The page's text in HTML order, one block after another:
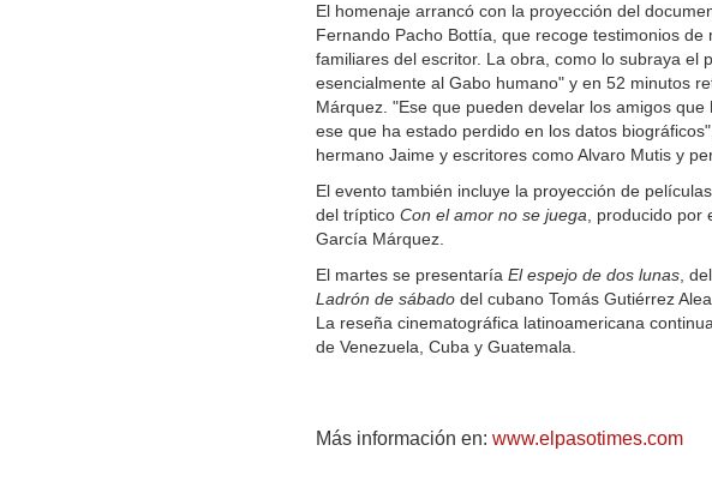
El homenaje arrancó con la proyección del
Fernando Pacho Bottía, que recoge testimonios
familiares del escritor. La obra, como lo subraya el
esencialmente al Gabo humano" y en 52 minutos
Márquez. "Ese que pueden develar los amigos
ese que ha estado perdido en los datos
hermano Jaime y escritores como Alvaro Mutis y
El evento también incluye la proyección de
del trípticoCon el amor no se juega , producido
García Márquez.
El martes se presentaríaEl espejo de dos lunas ,
Ladrón de sábado del cubano Tomás Gutiérrez Alea.
La reseña cinematográfica latinoamericana
de Venezuela, Cuba y Guatemala.
Más información en:www.elpasotimes.com